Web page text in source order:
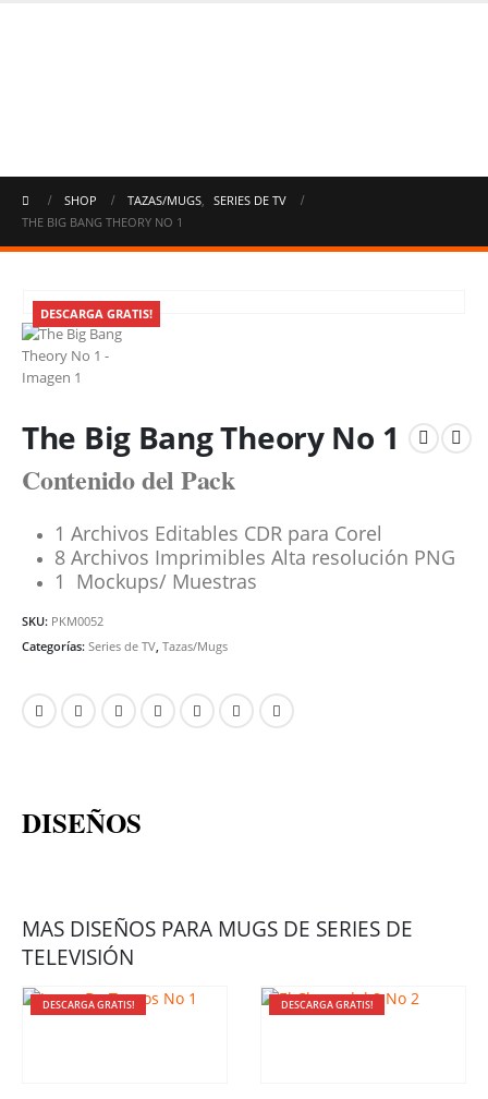
SHOP TAZAS/MUGS
SERIES DE TV
THE BIG BANG THEORY NO 1
DESCARGA GRATIS!
The Big Bang Theory No 1
Contenido del Pack
1 Archivos Editables CDR para Corel
8 Archivos Imprimibles Alta resolución PNG
1 Mockups/ Muestras
SKU: PKM0052
Categorías: Series de TV, Tazas/Mugs
DISEÑOS
MAS DISEÑOS PARA MUGS DE SERIES DE
TELEVISIÓN
DESCARGA GRATIS! DESCARGA GRATIS!